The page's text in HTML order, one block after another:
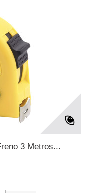
3 Metros...